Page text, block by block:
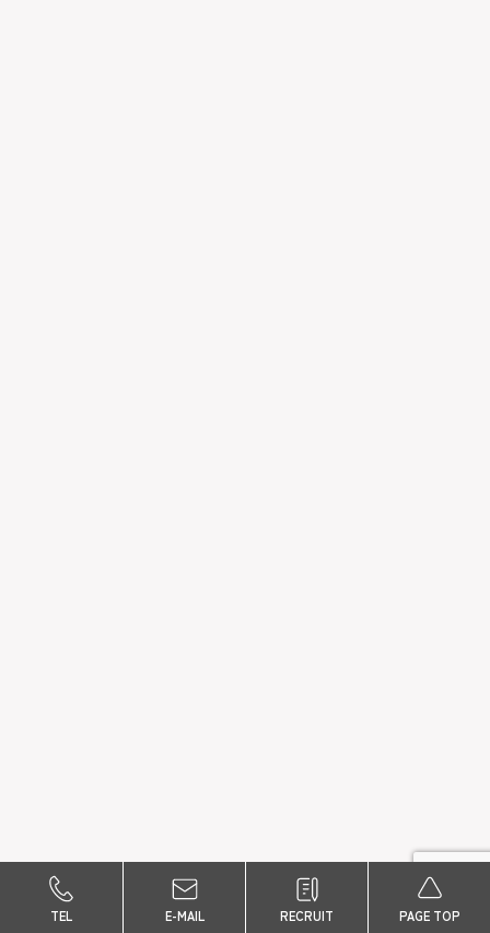
TEL E-MAIL RECRUIT PAGE TOP